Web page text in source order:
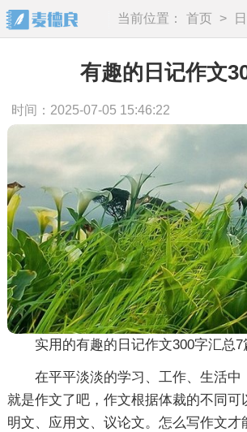
当前位置： 首页 >
字
有趣的日记作文
时间：2025-07-05 15:46:22
实用的有趣的日记作文300字汇总7
在平平淡淡的学习、工作、生活中
就是作文了吧，作文根据体裁的不同可
明文、应用文、议论文。怎么写作文才